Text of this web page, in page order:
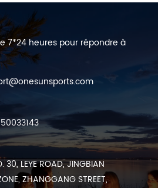
ne
7*24 heures pour répondre à
LEYE ROAD, JINGBIAN
ZHANGGANG STREET,